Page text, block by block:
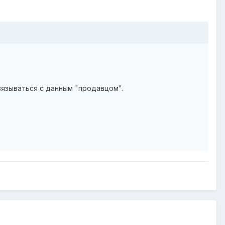
с данным "продавцом".